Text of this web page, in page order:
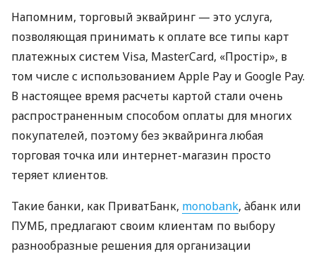
Напомним, торговый эквайринг — это услуга,
позволяющая принимать к оплате все типы карт
платежных систем Visa, MasterCard, «Простір», в
том числе с использованием Apple Pay и Google Pay.
В настоящее время расчеты картой стали очень
распространенным способом оплаты для многих
покупателей, поэтому без эквайринга любая
торговая точка или интернет-магазин просто
теряет клиентов.
Такие банки, как ПриватБанк, monobank, àбанк или
ПУМБ, предлагают своим клиентам по выбору
разнообразные решения для организации